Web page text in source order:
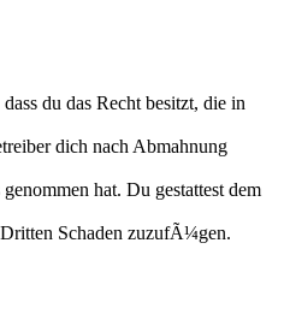
du das Recht besitzt, die in
dich nach Abmahnung
hat. Du gestattest dem
Schaden zuzufÃ¼gen.